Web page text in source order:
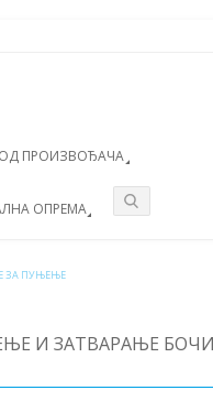
ПРОИЗВОЂАЧА
ОПРЕМА
ЗА ПУЊЕЊЕ
И ЗАТВАРАЊЕ